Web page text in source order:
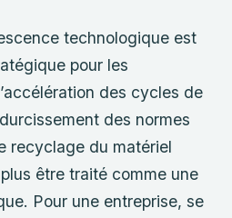
technologique est
pour les
des cycles de
des normes
recyclage du matériel
être traité comme une
Pour une entreprise, se